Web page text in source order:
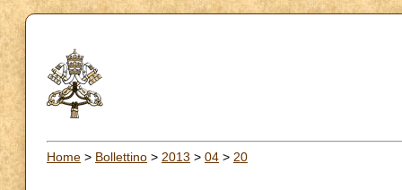
Home > Bollettino > 2013 > 04 > 20